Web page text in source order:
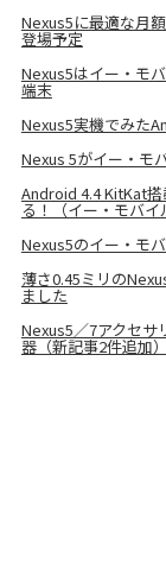
Nexus5に最適な月
登場予定
Nexus5はイー・モ
端末
Nexus5実機でみた
Nexus 5がイー・モ
Android 4.4 KitKat
る！（イー・モバ
Nexus5のイー・モ
薄さ0.45ミリの
ました
Nexus5／7アクセサ
器（新記事2件追加